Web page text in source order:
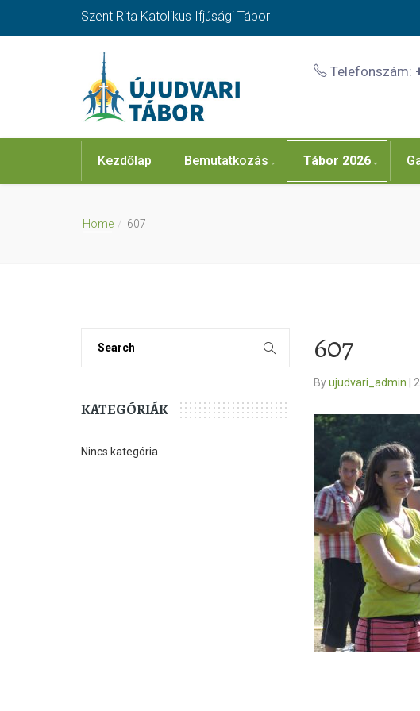
Szent Rita Katolikus Ifjúsági Tábor
Telefonszám:
Kezdőlap Bemutatkozás Tábor 2026
Home 607
KATEGÓRIÁK
Nincs kategória
607
Byujudvari_admin